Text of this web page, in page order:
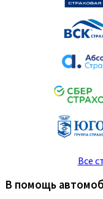
Все
В помощь